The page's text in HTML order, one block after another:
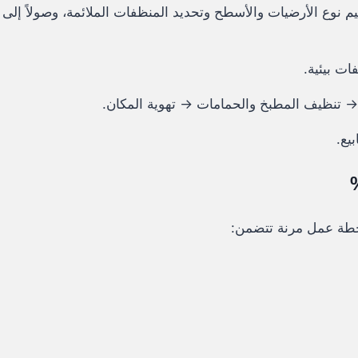
نوع الأرضيات والأسطح وتحديد المنظفات الملائمة،
بيئية.
تنظيف المطبخ والحمامات → تهوية المكان.
خطة عمل مرنة تتضمن: